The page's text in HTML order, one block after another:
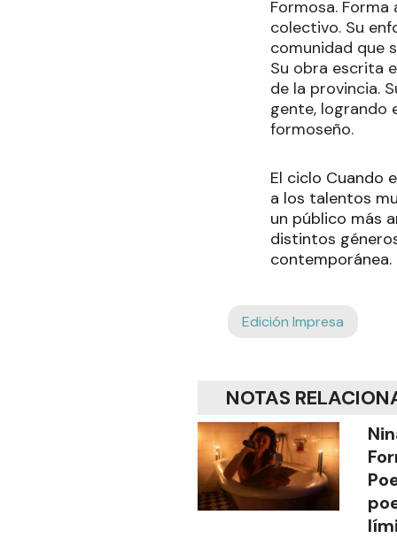
Formosa.
colectivo. Su
comunidad que
Su obra escrita
de la provincia.
gente, logrando
formoseño.
El ciclo Cuando
a los talentos
un público más
distintos
contemporánea.
Edición Impresa
NOTAS